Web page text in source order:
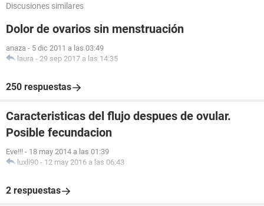
Discusiones similares
Dolor de ovarios sin menstruación
anaza - 5 dic 2011 a las 03:49
laura - 29 sep 2017 a las 14:35
250 respuestas
Caracteristicas del flujo despues de ovular.
Posible fecundacion
Eve!!! - 18 may 2014 a las 01:39
luxli90 - 12 may 2016 a las 06:43
2 respuestas